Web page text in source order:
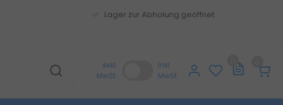
Lager zur Abholung geöffnet
exkl.
MwSt.
Inkl.
MwSt.